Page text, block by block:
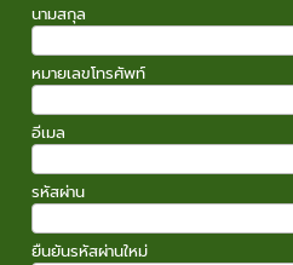
นามสกุล
หมายเลขโทรศัพท์
อีเมล
รหัสผ่าน
ยืนยันรหัสผ่านใหม่